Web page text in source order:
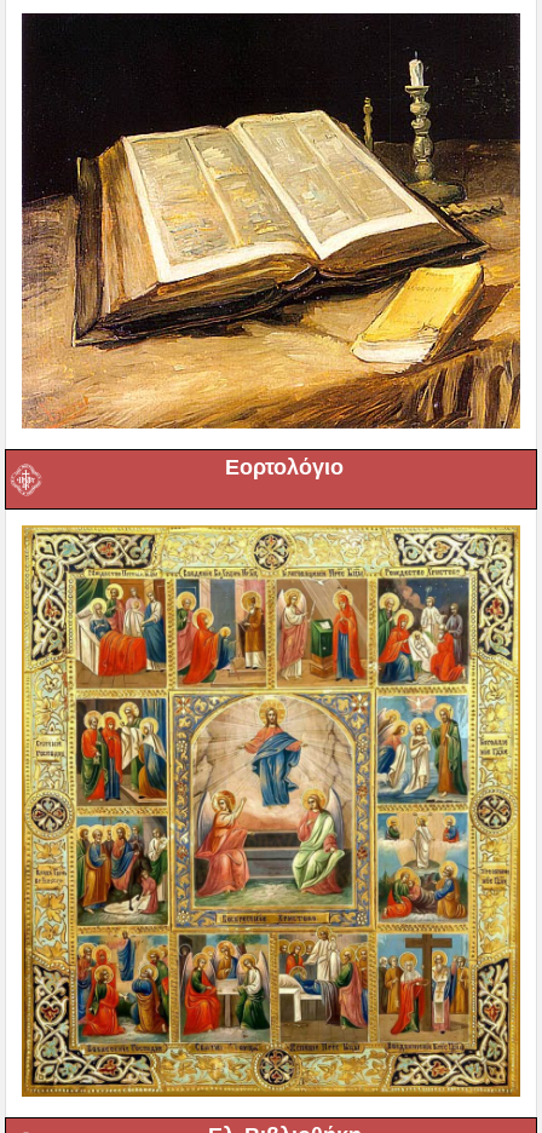
Εορτολόγιο